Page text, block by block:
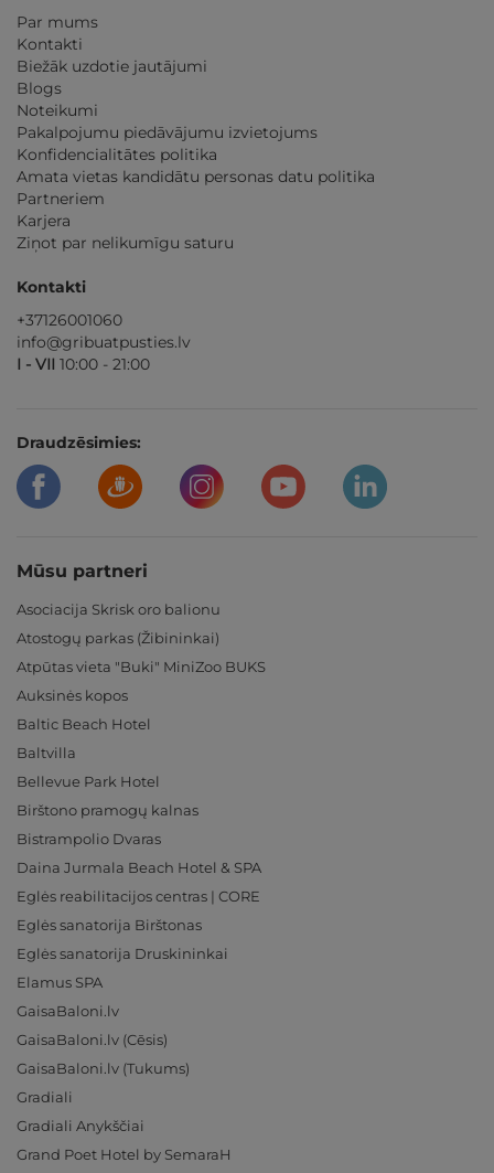
Par mums
Kontakti
Biežāk uzdotie jautājumi
Blogs
Noteikumi
Pakalpojumu piedāvājumu izvietojums
Konfidencialitātes politika
Amata vietas kandidātu personas datu politika
Partneriem
Karjera
Ziņot par nelikumīgu saturu
Kontakti
+37126001060
info@gribuatpusties.lv
I - VII 10:00 - 21:00
Draudzēsimies:
Mūsu partneri
Asociacija Skrisk oro balionu
Atostogų parkas (Žibininkai)
Atpūtas vieta "Buki" MiniZoo BUKS
Auksinės kopos
Baltic Beach Hotel
Baltvilla
Bellevue Park Hotel
Birštono pramogų kalnas
Bistrampolio Dvaras
Daina Jurmala Beach Hotel & SPA
Eglės reabilitacijos centras | CORE
Eglės sanatorija Birštonas
Eglės sanatorija Druskininkai
Elamus SPA
GaisaBaloni.lv
GaisaBaloni.lv (Cēsis)
GaisaBaloni.lv (Tukums)
Gradiali
Gradiali Anykščiai
Grand Poet Hotel by SemaraH